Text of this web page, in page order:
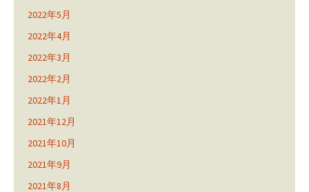
2022年5月
2022年4月
2022年3月
2022年2月
2022年1月
2021年12月
2021年10月
2021年9月
2021年8月